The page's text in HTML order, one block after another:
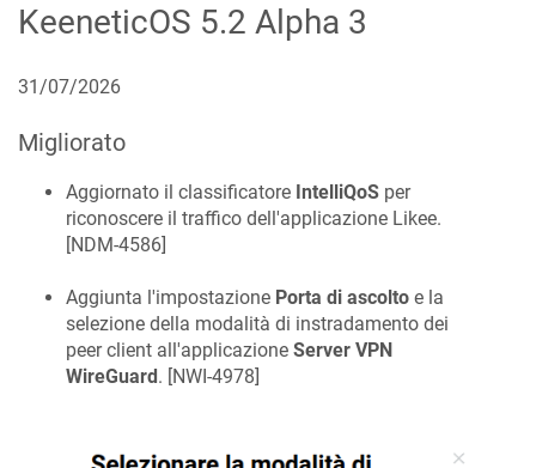
KeeneticOS 5.2 Alpha 3
31/07/2026
Migliorato
Aggiornato il classificatore IntelliQoS per
riconoscere il traffico dell'applicazione Likee.
[NDM-4586]
Aggiunta l'impostazione Porta di ascolto e la
selezione della modalità di instradamento dei
peer client all'applicazione Server VPN
WireGuard. [NWI-4978]